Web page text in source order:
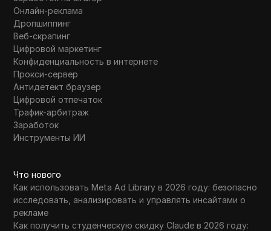
Онлайн-реклама
Дропшиппинг
Веб-скрапинг
Цифровой маркетинг
Конфиденциальность в интернете
Прокси-сервер
Антидетект браузер
Цифровой отпечаток
Трафик-арбитраж
Заработок
Инструменты ИИ
Что нового
Как использовать Meta Ad Library в 2026 году: безопасно
исследовать, анализировать и управлять инсайтами о
рекламе
Как получить студенческую скидку Claude в 2026 году: